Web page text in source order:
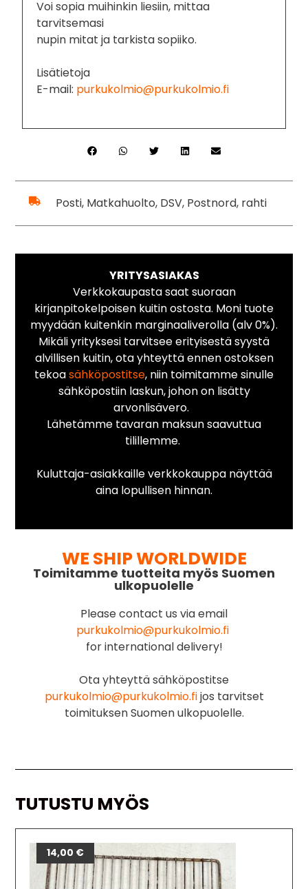
Voi sopia muihinkin liesiin, mittaa
tarvitsemasi
nupin mitat ja tarkista sopiiko.
Lisätietoja
E-mail: purkukolmio@purkukolmio.fi
Posti, Matkahuolto, DSV, Postnord, rahti
YRITYSASIAKAS
Verkkokaupasta saat suoraan
kirjanpitokelpoisen kuitin ostosta. Moni tuote
myydään kuitenkin marginaaliverolla (alv 0%).
Mikäli yrityksesi tarvitsee erityisestä syystä
alvillisen kuitin, ota yhteyttä ennen ostoksen
tekoasähköpostitse, niin toimitamme sinulle
sähköpostiin laskun, johon on lisätty
arvonlisävero.
Lähetämme tavaran maksun saavuttua
tilillemme.
Kuluttaja-asiakkaille verkkokauppa näyttää
aina lopullisen hinnan.
WE SHIP WORLDWIDE
Toimitamme tuotteita myös Suomen
ulkopuolelle
Please contact us via email
purkukolmio@purkukolmio.fi
for international delivery!
Ota yhteyttä sähköpostitse
purkukolmio@purkukolmio.fijos tarvitset
toimituksen Suomen ulkopuolelle.
TUTUSTU MYÖS
14,00 €